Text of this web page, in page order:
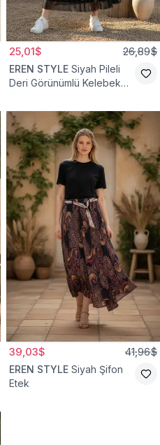
25,01$ 26,89$
EREN STYLE Siyah Pileli
Deri Görünümlü Kelebek
Viskon Etek
39,03$ 41,96$
EREN STYLE Siyah Şifon
Etek